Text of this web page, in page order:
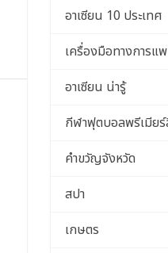
อาเซียน 10 ประเทศ
เครื่องมือทางการแ
อาเซียน น่ารู้
กีฬาฟุตบอลพรีเมีย
คำขวัญจังหวัด
สปา
เกษตร